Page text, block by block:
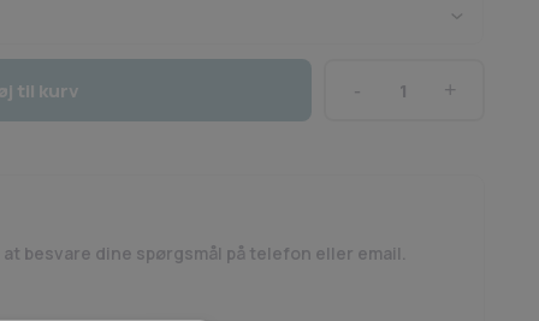
antal
til kurv
besvare dine spørgsmål på telefon eller email.